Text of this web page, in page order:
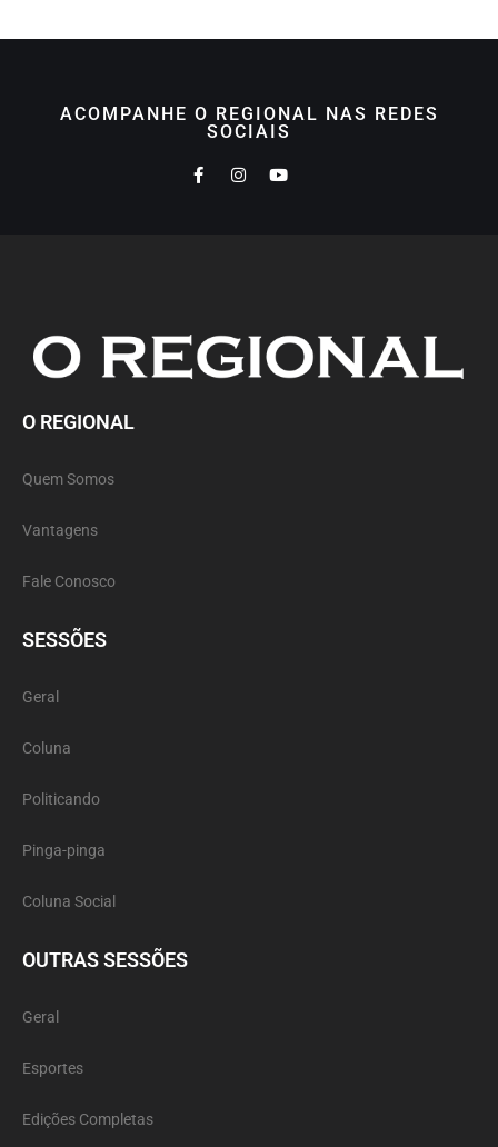
ACOMPANHE O REGIONAL NAS REDES
SOCIAIS
O REGIONAL
Quem Somos
Vantagens
Fale Conosco
SESSÕES
Geral
Coluna
Politicando
Pinga-pinga
Coluna Social
OUTRAS SESSÕES
Geral
Esportes
Edições Completas